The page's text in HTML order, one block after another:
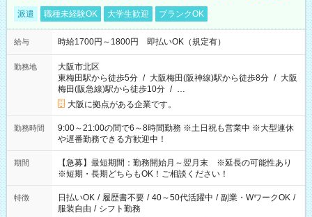
派遣 職種未経験OK 大学生歓迎 ブランクOK
給与 時給1700円～1800円 即払いOK（規定有）
勤務地
大阪市北区
東梅田駅から徒歩5分 / 大阪梅田(阪神線)駅から徒歩8分 / 大阪
梅田(阪急線)駅から徒歩10分 / …
大阪に拠点がある企業です。
勤務時間
9:00～21:00の間で6～8時間勤務 ※土日祝も営業中 ※大型連休
や遅番勤務できる方歓迎中！
期間
【急募】最短期間：勤務開始月～翌月末 ※延長の可能性あり
※短期・長期どちらもOK！ご相談ください！
特徴 日払いOK / 履歴書不要 / 40～50代活躍中 / 副業・WワークOK /
服装自由 / シフト勤務